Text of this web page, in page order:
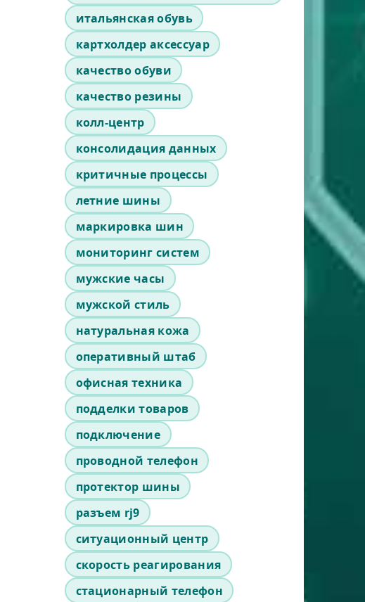
итальянская обувь
картхолдер аксессуар
качество обуви
качество резины
колл-центр
консолидация данных
критичные процессы
летние шины
маркировка шин
мониторинг систем
мужские часы
мужской стиль
натуральная кожа
оперативный штаб
офисная техника
подделки товаров
подключение
проводной телефон
протектор шины
разъем rj9
ситуационный центр
скорость реагирования
стационарный телефон